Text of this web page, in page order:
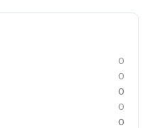
0
0
0
0
0